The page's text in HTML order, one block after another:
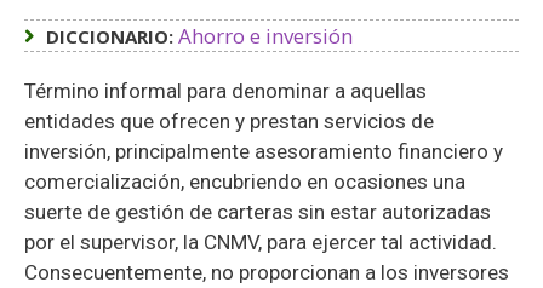
DICCIONARIO: Ahorro e inversión
Término informal para denominar a aquellas
entidades que ofrecen y prestan servicios de
inversión, principalmente asesoramiento financiero y
comercialización, encubriendo en ocasiones una
suerte de gestión de carteras sin estar autorizadas
por el supervisor, la CNMV, para ejercer tal actividad.
Consecuentemente, no proporcionan a los inversores